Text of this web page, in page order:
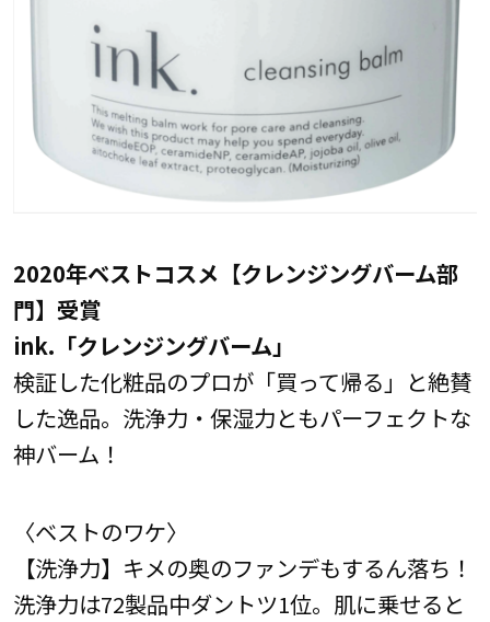
2020年ベストコスメ【クレンジングバーム部
門】受賞
ink.「クレンジングバーム」
検証した化粧品のプロが「買って帰る」と絶賛
した逸品。洗浄力・保湿力ともパーフェクトな
神バーム！
〈ベストのワケ〉
【洗浄力】キメの奥のファンデもするん落ち！
洗浄力は72製品中ダントツ1位。肌に乗せると